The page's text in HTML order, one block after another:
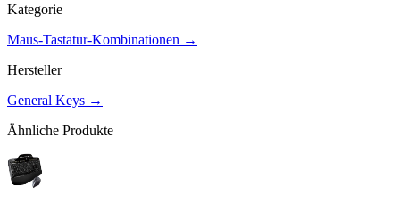
Kategorie
Maus-Tastatur-Kombinationen →
Hersteller
General Keys →
Ähnliche Produkte